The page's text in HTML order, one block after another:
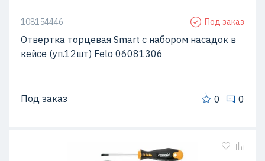
108154446 Под заказ
Отвертка торцевая Smart с набором насадок в
кейсе (уп.12шт) Felo 06081306
Под заказ 0 0